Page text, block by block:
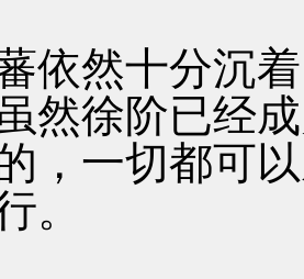
然十分沉着
然徐阶已经
，一切都可